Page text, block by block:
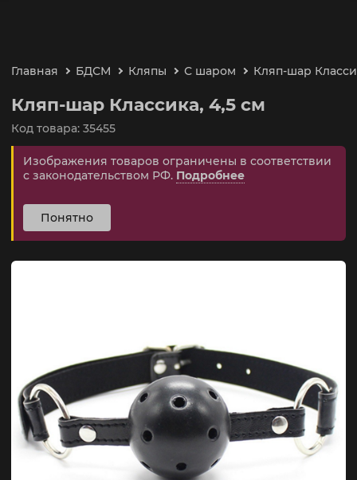
Главная БДСМ Кляпы С шаром Кляп-шар
Кляп-шар Классика, 4,5 см
Код товара: 35455
Изображения товаров ограничены в соответствии
с законодательством РФ. Подробнее
Понятно